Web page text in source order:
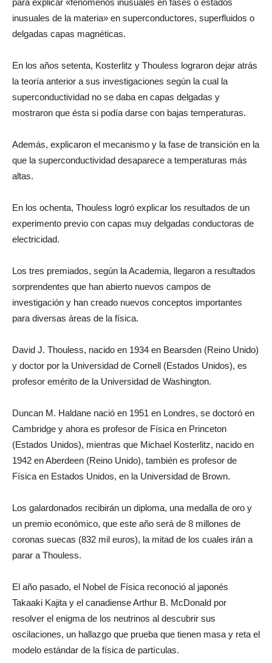
para explicar «fenómenos inusuales en fases o estados
inusuales de la materia» en superconductores, superfluidos o
delgadas capas magnéticas.
En los años setenta, Kosterlitz y Thouless lograron dejar atrás
la teoría anterior a sus investigaciones según la cual la
superconductividad no se daba en capas delgadas y
mostraron que ésta si podía darse con bajas temperaturas.
Además, explicaron el mecanismo y la fase de transición en la
que la superconductividad desaparece a temperaturas más
altas.
En los ochenta, Thouless logró explicar los resultados de un
experimento previo con capas muy delgadas conductoras de
electricidad.
Los tres premiados, según la Academia, llegaron a resultados
sorprendentes que han abierto nuevos campos de
investigación y han creado nuevos conceptos importantes
para diversas áreas de la física.
David J. Thouless, nacido en 1934 en Bearsden (Reino Unido)
y doctor por la Universidad de Cornell (Estados Unidos), es
profesor emérito de la Universidad de Washington.
Duncan M. Haldane nació en 1951 en Londres, se doctoró en
Cambridge y ahora es profesor de Física en Princeton
(Estados Unidos), mientras que Michael Kosterlitz, nacido en
1942 en Aberdeen (Reino Unido), también es profesor de
Física en Estados Unidos, en la Universidad de Brown.
Los galardonados recibirán un diploma, una medalla de oro y
un premio económico, que este año será de 8 millones de
coronas suecas (832 mil euros), la mitad de los cuales irán a
parar a Thouless.
El año pasado, el Nobel de Física reconoció al japonés
Takaaki Kajita y el canadiense Arthur B. McDonald por
resolver el enigma de los neutrinos al descubrir sus
oscilaciones, un hallazgo que prueba que tienen masa y reta el
modelo estándar de la física de partículas.